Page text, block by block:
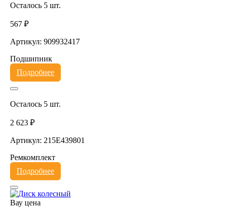
Осталось 5 шт.
567 ₽
Артикул: 909932417
Подшипник
Подробнее
Осталось 5 шт.
2 623 ₽
Артикул: 215E439801
Ремкомплект
Подробнее
Вау цена